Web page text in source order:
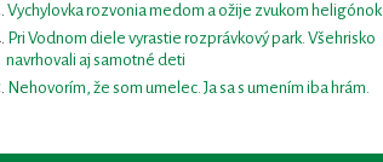
Vychylovka rozvonia medom a ožije zvukom heligónok
Pri Vodnom diele vyrastie rozprávkový park. Všehrisko
navrhovali aj samotné deti
Nehovorím, že som umelec. Ja sa s umením iba hrám.